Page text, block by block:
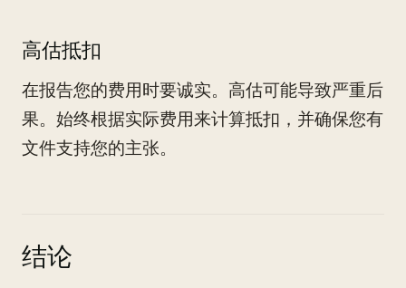
高估抵扣
在报告您的费用时要诚实。高估可能导致严重后
果。始终根据实际费用来计算抵扣，并确保您有
文件支持您的主张。
结论